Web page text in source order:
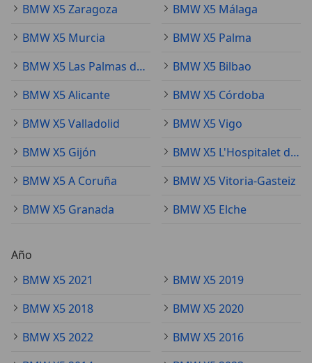
BMW X5 Zaragoza
BMW X5 Málaga
BMW X5 Murcia
BMW X5 Palma
BMW X5 Las Palmas de Gran Canaria
BMW X5 Bilbao
BMW X5 Alicante
BMW X5 Córdoba
BMW X5 Valladolid
BMW X5 Vigo
BMW X5 Gijón
BMW X5 L'Hospitalet de Llobregat
BMW X5 A Coruña
BMW X5 Vitoria-Gasteiz
BMW X5 Granada
BMW X5 Elche
Año
BMW X5 2021
BMW X5 2019
BMW X5 2018
BMW X5 2020
BMW X5 2022
BMW X5 2016